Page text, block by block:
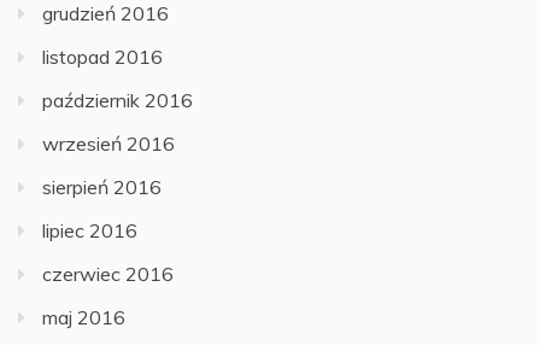
grudzień 2016
listopad 2016
październik 2016
wrzesień 2016
sierpień 2016
lipiec 2016
czerwiec 2016
maj 2016